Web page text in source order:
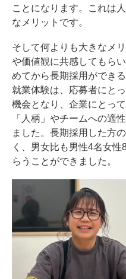
ことになります。これは
なメリットです。
そして何よりも大きなメ
や価値観に共感してもら
めてから長期採用ができ
就業体験は、応募者にと
機会となり、企業にとっ
「人柄」やチームへの適
ました。長期採用した方
く、男女比も男性4名女
らうことができました。